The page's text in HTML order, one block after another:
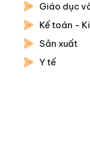
Giáo dục
Kế toán -
Sản xuất
Y tế